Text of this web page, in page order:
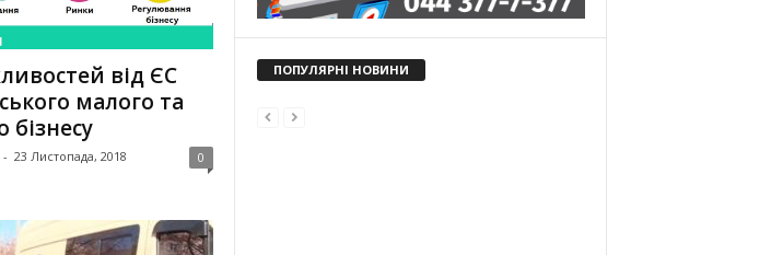
від ЄС
малого та
бізнесу
- 23 Листопада, 2018 0
ПОПУЛЯРНІ НОВИНИ